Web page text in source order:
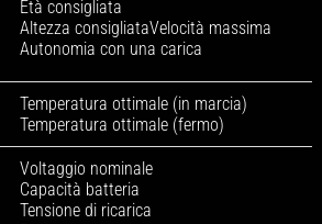
Età consigliata
Altezza consigliataVelocità massima
Autonomia con una carica
Temperatura ottimale (in marcia)
Temperatura ottimale (fermo)
Voltaggio nominale
Capacità batteria
Tensione di ricarica